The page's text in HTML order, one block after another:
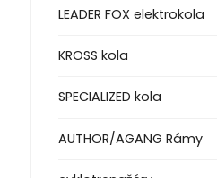
LEADER FOX elektrokola
KROSS kola
SPECIALIZED kola
AUTHOR/AGANG Rámy